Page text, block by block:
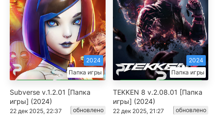
Папка игры
2024
Subverse v.1.2.01 [Папка
игры] (2024)
22 дек 2025, 22:37 обновлено
Папка игры
2024
TEKKEN 8 v.2.08.01 [Папка
игры] (2024)
22 дек 2025, 21:27 обновлено